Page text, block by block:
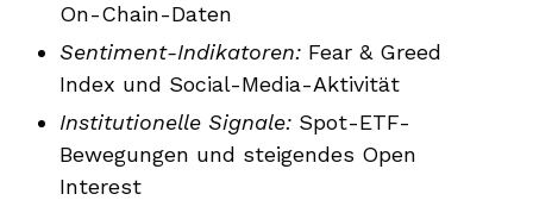
On-Chain-Daten
Sentiment-Indikatoren: Fear & Greed
Index und Social-Media-Aktivität
Institutionelle Signale: Spot-ETF-
Bewegungen und steigendes Open
Interest